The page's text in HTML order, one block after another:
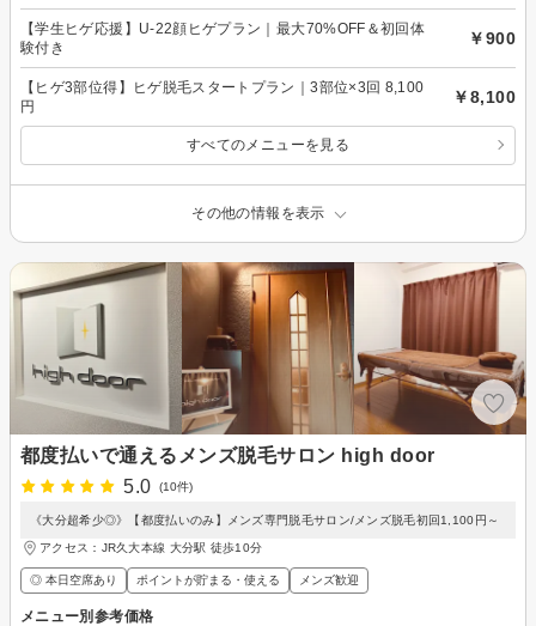
【学生ヒゲ応援】U-22顔ヒゲプラン｜最大70%OFF＆初回体
験付き
￥900
【ヒゲ3部位得】ヒゲ脱毛スタートプラン｜3部位×3回 8,100
円
￥8,100
すべてのメニューを見る
その他の情報を表示
都度払いで通えるメンズ脱毛サロン high door
5.0
(10件)
《大分超希少◎》【都度払いのみ】メンズ専門脱毛サロン/メンズ脱毛初回1,100円～
アクセス：JR久大本線 大分駅 徒歩10分
◎ 本日空席あり ポイントが貯まる・使える メンズ歓迎
メニュー別参考価格